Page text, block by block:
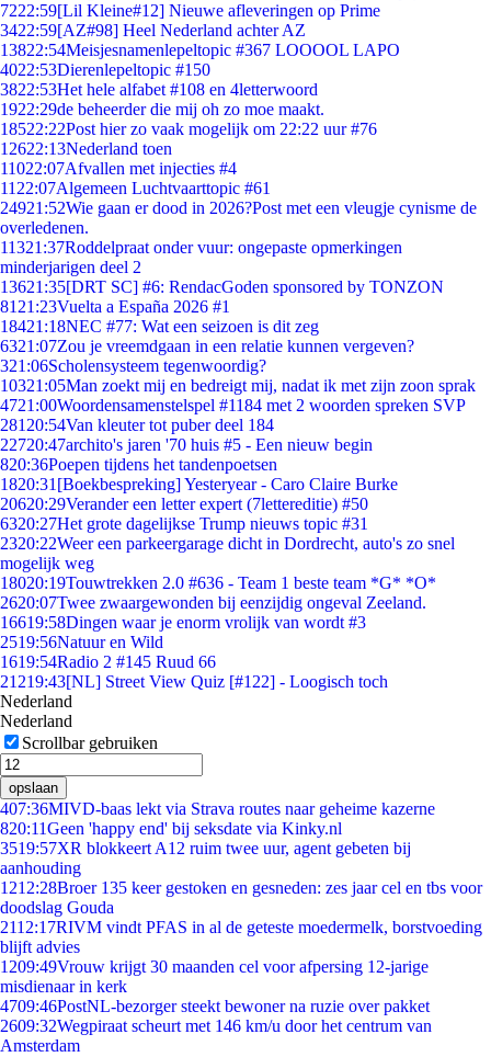
7222:59[Lil Kleine#12] Nieuwe afleveringen op Prime
3422:59[AZ#98] Heel Nederland achter AZ
13822:54Meisjesnamenlepeltopic #367 LOOOOL LAPO
4022:53Dierenlepeltopic #150
3822:53Het hele alfabet #108 en 4letterwoord
1922:29de beheerder die mij oh zo moe maakt.
18522:22Post hier zo vaak mogelijk om 22:22 uur #76
12622:13Nederland toen
11022:07Afvallen met injecties #4
11 22:07Algemeen Luchtvaarttopic #61
24921:52Wie gaan er dood in 2026?Post met een vleugje cynisme de
overledenen.
11321:37Roddelpraat onder vuur: ongepaste opmerkingen
minderjarigen deel 2
13621:35[DRT SC] #6: RendacGoden sponsored by TONZON
81 21:23Vuelta a España 2026 #1
18421:18NEC #77: Wat een seizoen is dit zeg
6321:07Zou je vreemdgaan in een relatie kunnen vergeven?
321:06Scholensysteem tegenwoordig?
10321:05Man zoekt mij en bedreigt mij, nadat ik met zijn zoon sprak
4721:00Woordensamenstelspel #1184 met 2 woorden spreken SVP
281 20:54Van kleuter tot puber deel 184
22720:47archito's jaren '70 huis #5 - Een nieuw begin
820:36Poepen tijdens het tandenpoetsen
1820:31 [Boekbespreking] Yesteryear - Caro Claire Burke
20620:29Verander een letter expert (7lettereditie) #50
6320:27Het grote dagelijkse Trump nieuws topic #31
2320:22Weer een parkeergarage dicht in Dordrecht, auto's zo snel
mogelijk weg
18020:19Touwtrekken 2.0 #636 - Team 1 beste team *G* *O*
2620:07Twee zwaargewonden bij eenzijdig ongeval Zeeland.
16619:58Dingen waar je enorm vrolijk van wordt #3
2519:56Natuur en Wild
1619:54Radio 2 #145 Ruud 66
21219:43[NL] Street View Quiz [#122] - Loogisch toch
Nederland
Nederland
Scrollbar gebruiken
opslaan
407:36MIVD-baas lekt via Strava routes naar geheime kazerne
820:11Geen 'happy end' bij seksdate via Kinky.nl
3519:57XR blokkeert A12 ruim twee uur, agent gebeten bij
aanhouding
1212:28Broer 135 keer gestoken en gesneden: zes jaar cel en tbs voor
doodslag Gouda
2112:17RIVM vindt PFAS in al de geteste moedermelk, borstvoeding
blijft advies
1209:49Vrouw krijgt 30 maanden cel voor afpersing 12-jarige
misdienaar in kerk
4709:46PostNL-bezorger steekt bewoner na ruzie over pakket
2609:32Wegpiraat scheurt met 146 km/u door het centrum van
Amsterdam